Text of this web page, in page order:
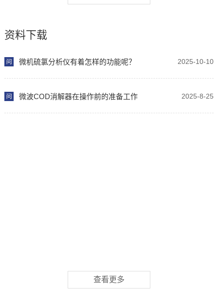
资料下载
微机硫氯分析仪有着怎样的功能呢？ 2025-10-10
微波COD消解器在操作前的准备工作 2025-8-25
查看更多